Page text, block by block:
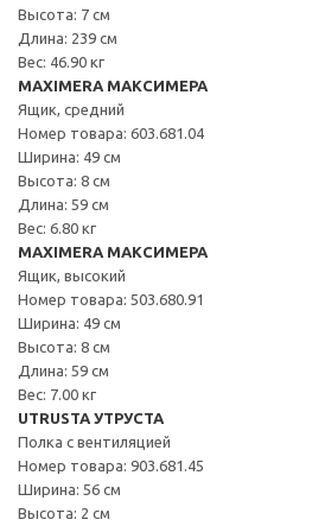
Высота: 7 см
Длина: 239 см
Вес: 46.90 кг
MAXIMERA МАКСИМЕРА
Ящик, средний
Номер товара: 603.681.04
Ширина: 49 см
Высота: 8 см
Длина: 59 см
Вес: 6.80 кг
MAXIMERA МАКСИМЕРА
Ящик, высокий
Номер товара: 503.680.91
Ширина: 49 см
Высота: 8 см
Длина: 59 см
Вес: 7.00 кг
UTRUSTA УТРУСТА
Полка с вентиляцией
Номер товара: 903.681.45
Ширина: 56 см
Высота: 2 см